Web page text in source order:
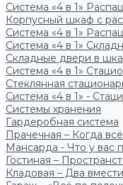
Система «4 в 1»
Корпусный шкаф с
Система «4 в 1»
Система «4 в 1»
Складные двери в
Система «4 в 1»
Стеклянная
Система «4 в 1» -
Системы хранения
Гардеробная система
Прачечная – Когда
Мансарда - Что у вас
Гостиная –
Кладовая – Два